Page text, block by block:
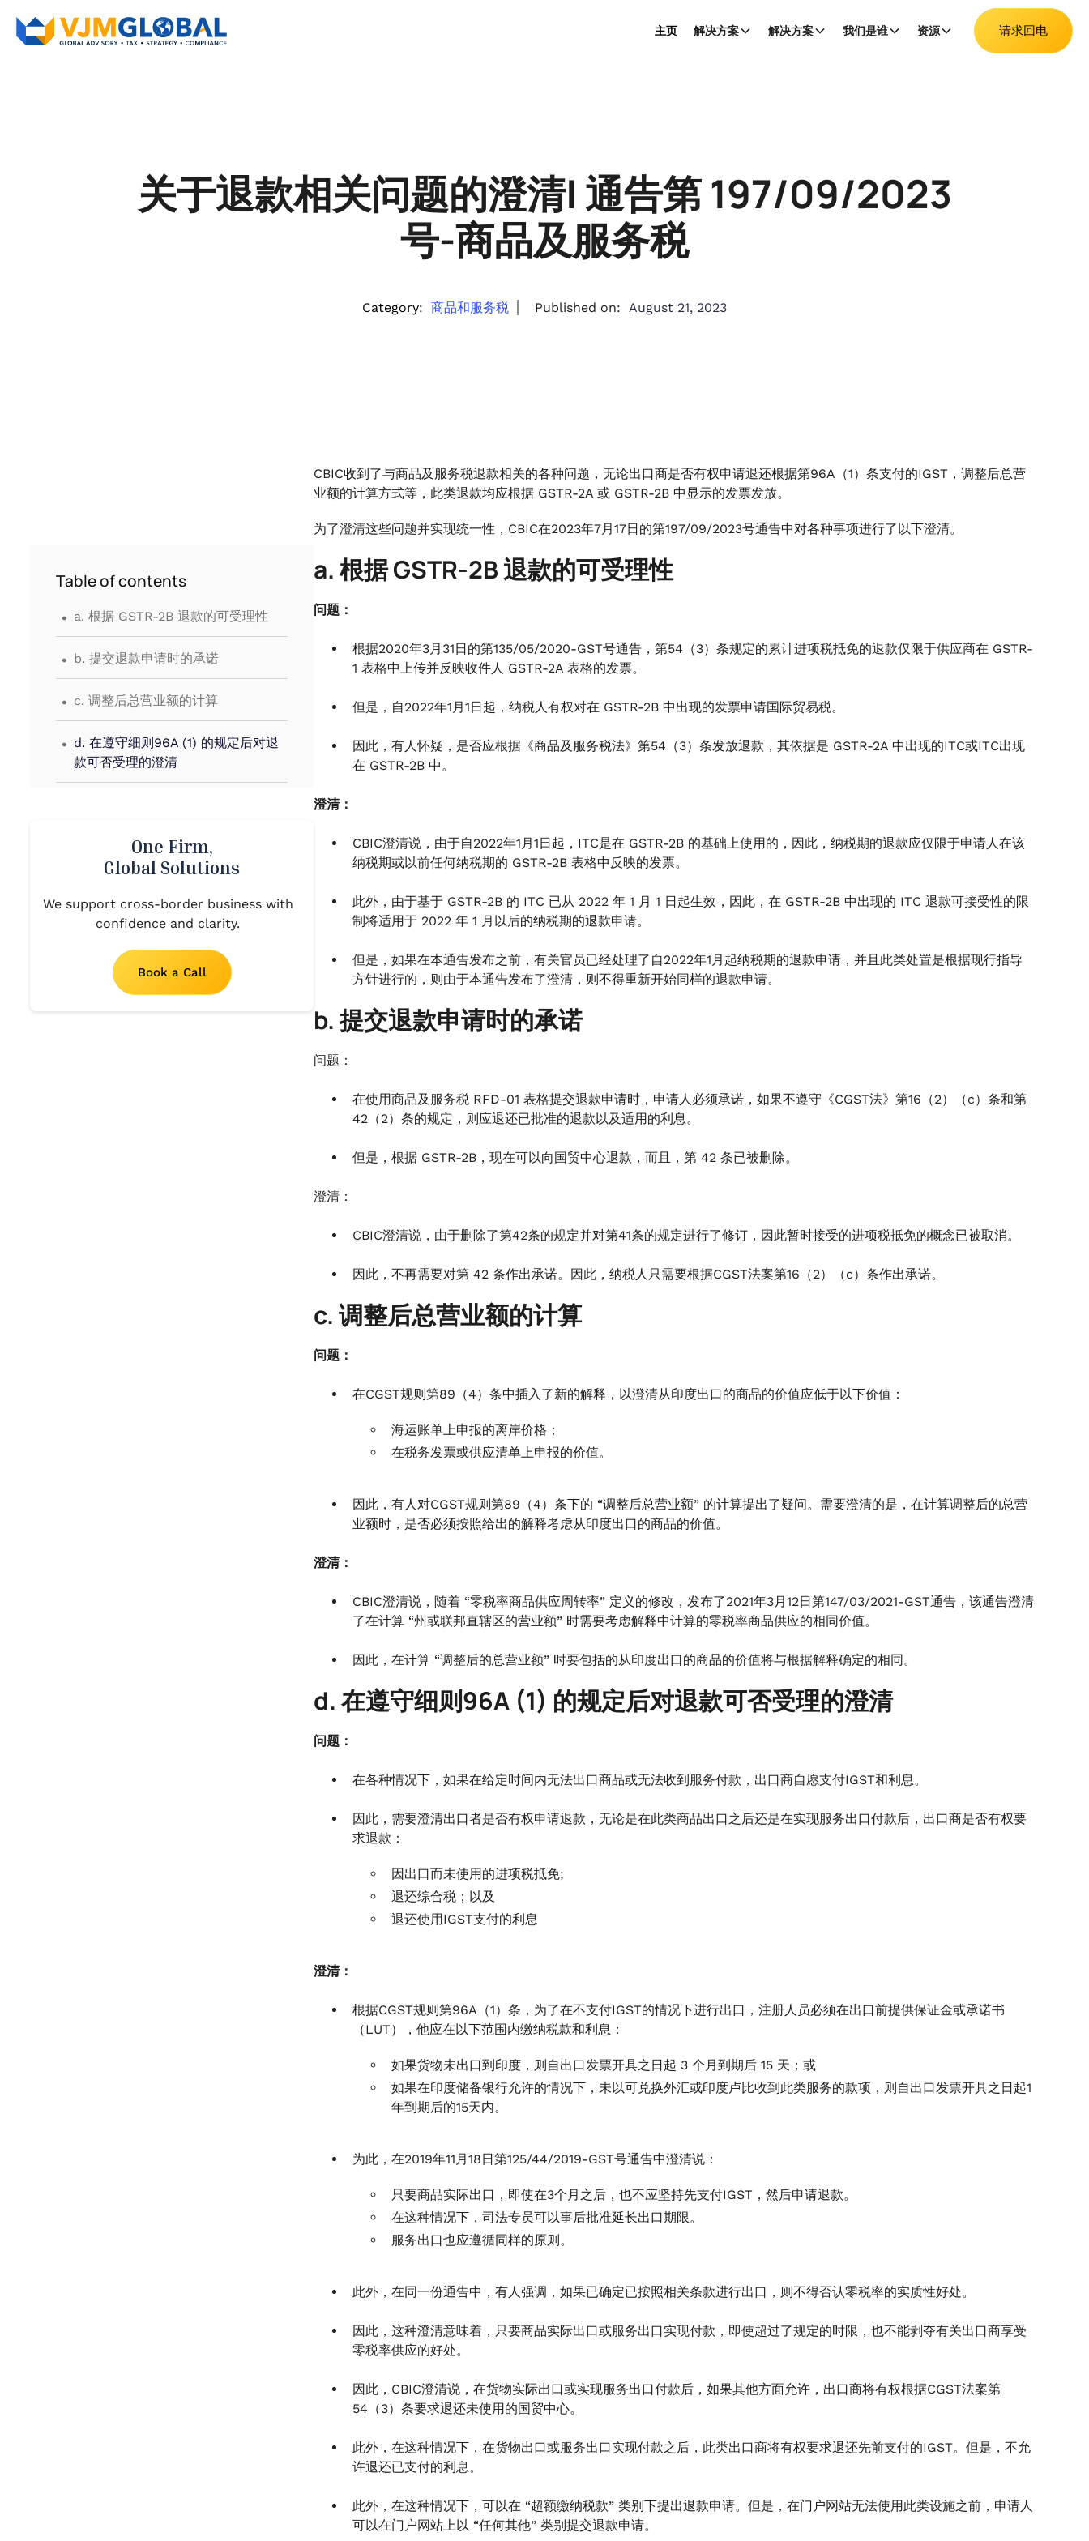
主页 解决方案 解决方案 我们是谁 资源 请求回电
关于退款相关问题的澄清| 通告第 197/09/2023
号-商品及服务税
Category: 商品和服务税 Published on: August 21, 2023
Table of contents
. a. 根据 GSTR-2B 退款的可受理性
. b. 提交退款申请时的承诺
. c. 调整后总营业额的计算
. d. 在遵守细则96A (1) 的规定后对退
款可否受理的澄清
One Firm,
Global Solutions
We support cross-border business with
confidence and clarity.
Book a Call
CBIC收到了与商品及服务税退款相关的各种问题，无论出口商是否有权申请退还根据第96A（1）条支付的IGST，调整后总营
业额的计算方式等，此类退款均应根据 GSTR-2A 或 GSTR-2B 中显示的发票发放。
为了澄清这些问题并实现统一性，CBIC在2023年7月17日的第197/09/2023号通告中对各种事项进行了以下澄清。
a. 根据 GSTR-2B 退款的可受理性
问题：
根据2020年3月31日的第135/05/2020-GST号通告，第54（3）条规定的累计进项税抵免的退款仅限于供应商在 GSTR-
1 表格中上传并反映收件人 GSTR-2A 表格的发票。
但是，自2022年1月1日起，纳税人有权对在 GSTR-2B 中出现的发票申请国际贸易税。
因此，有人怀疑，是否应根据《商品及服务税法》第54（3）条发放退款，其依据是 GSTR-2A 中出现的ITC或ITC出现
在 GSTR-2B 中。
澄清：
CBIC澄清说，由于自2022年1月1日起，ITC是在 GSTR-2B 的基础上使用的，因此，纳税期的退款应仅限于申请人在该
纳税期或以前任何纳税期的 GSTR-2B 表格中反映的发票。
此外，由于基于 GSTR-2B 的 ITC 已从 2022 年 1 月 1 日起生效，因此，在 GSTR-2B 中出现的 ITC 退款可接受性的限
制将适用于 2022 年 1 月以后的纳税期的退款申请。
但是，如果在本通告发布之前，有关官员已经处理了自2022年1月起纳税期的退款申请，并且此类处置是根据现行指导
方针进行的，则由于本通告发布了澄清，则不得重新开始同样的退款申请。
b. 提交退款申请时的承诺
问题：
在使用商品及服务税 RFD-01 表格提交退款申请时，申请人必须承诺，如果不遵守《CGST法》第16（2）（c）条和第
42（2）条的规定，则应退还已批准的退款以及适用的利息。
但是，根据 GSTR-2B，现在可以向国贸中心退款，而且，第 42 条已被删除。
澄清：
CBIC澄清说，由于删除了第42条的规定并对第41条的规定进行了修订，因此暂时接受的进项税抵免的概念已被取消。
因此，不再需要对第 42 条作出承诺。因此，纳税人只需要根据CGST法案第16（2）（c）条作出承诺。
c. 调整后总营业额的计算
问题：
在CGST规则第89（4）条中插入了新的解释，以澄清从印度出口的商品的价值应低于以下价值：
海运账单上申报的离岸价格；
在税务发票或供应清单上申报的价值。
因此，有人对CGST规则第89（4）条下的 “调整后总营业额” 的计算提出了疑问。需要澄清的是，在计算调整后的总营
业额时，是否必须按照给出的解释考虑从印度出口的商品的价值。
澄清：
CBIC澄清说，随着 “零税率商品供应周转率” 定义的修改，发布了2021年3月12日第147/03/2021-GST通告，该通告澄清
了在计算 “州或联邦直辖区的营业额” 时需要考虑解释中计算的零税率商品供应的相同价值。
因此，在计算 “调整后的总营业额” 时要包括的从印度出口的商品的价值将与根据解释确定的相同。
d. 在遵守细则96A (1) 的规定后对退款可否受理的澄清
问题：
在各种情况下，如果在给定时间内无法出口商品或无法收到服务付款，出口商自愿支付IGST和利息。
因此，需要澄清出口者是否有权申请退款，无论是在此类商品出口之后还是在实现服务出口付款后，出口商是否有权要
求退款：
因出口而未使用的进项税抵免;
退还综合税；以及
退还使用IGST支付的利息
澄清：
根据CGST规则第96A（1）条，为了在不支付IGST的情况下进行出口，注册人员必须在出口前提供保证金或承诺书
（LUT），他应在以下范围内缴纳税款和利息：
如果货物未出口到印度，则自出口发票开具之日起 3 个月到期后 15 天；或
如果在印度储备银行允许的情况下，未以可兑换外汇或印度卢比收到此类服务的款项，则自出口发票开具之日起1
年到期后的15天内。
为此，在2019年11月18日第125/44/2019-GST号通告中澄清说：
只要商品实际出口，即使在3个月之后，也不应坚持先支付IGST，然后申请退款。
在这种情况下，司法专员可以事后批准延长出口期限。
服务出口也应遵循同样的原则。
此外，在同一份通告中，有人强调，如果已确定已按照相关条款进行出口，则不得否认零税率的实质性好处。
因此，这种澄清意味着，只要商品实际出口或服务出口实现付款，即使超过了规定的时限，也不能剥夺有关出口商享受
零税率供应的好处。
因此，CBIC澄清说，在货物实际出口或实现服务出口付款后，如果其他方面允许，出口商将有权根据CGST法案第
54（3）条要求退还未使用的国贸中心。
此外，在这种情况下，在货物出口或服务出口实现付款之后，此类出口商将有权要求退还先前支付的IGST。但是，不允
许退还已支付的利息。
此外，在这种情况下，可以在 “超额缴纳税款” 类别下提出退款申请。但是，在门户网站无法使用此类设施之前，申请人
可以在门户网站上以 “任何其他” 类别提交退款申请。